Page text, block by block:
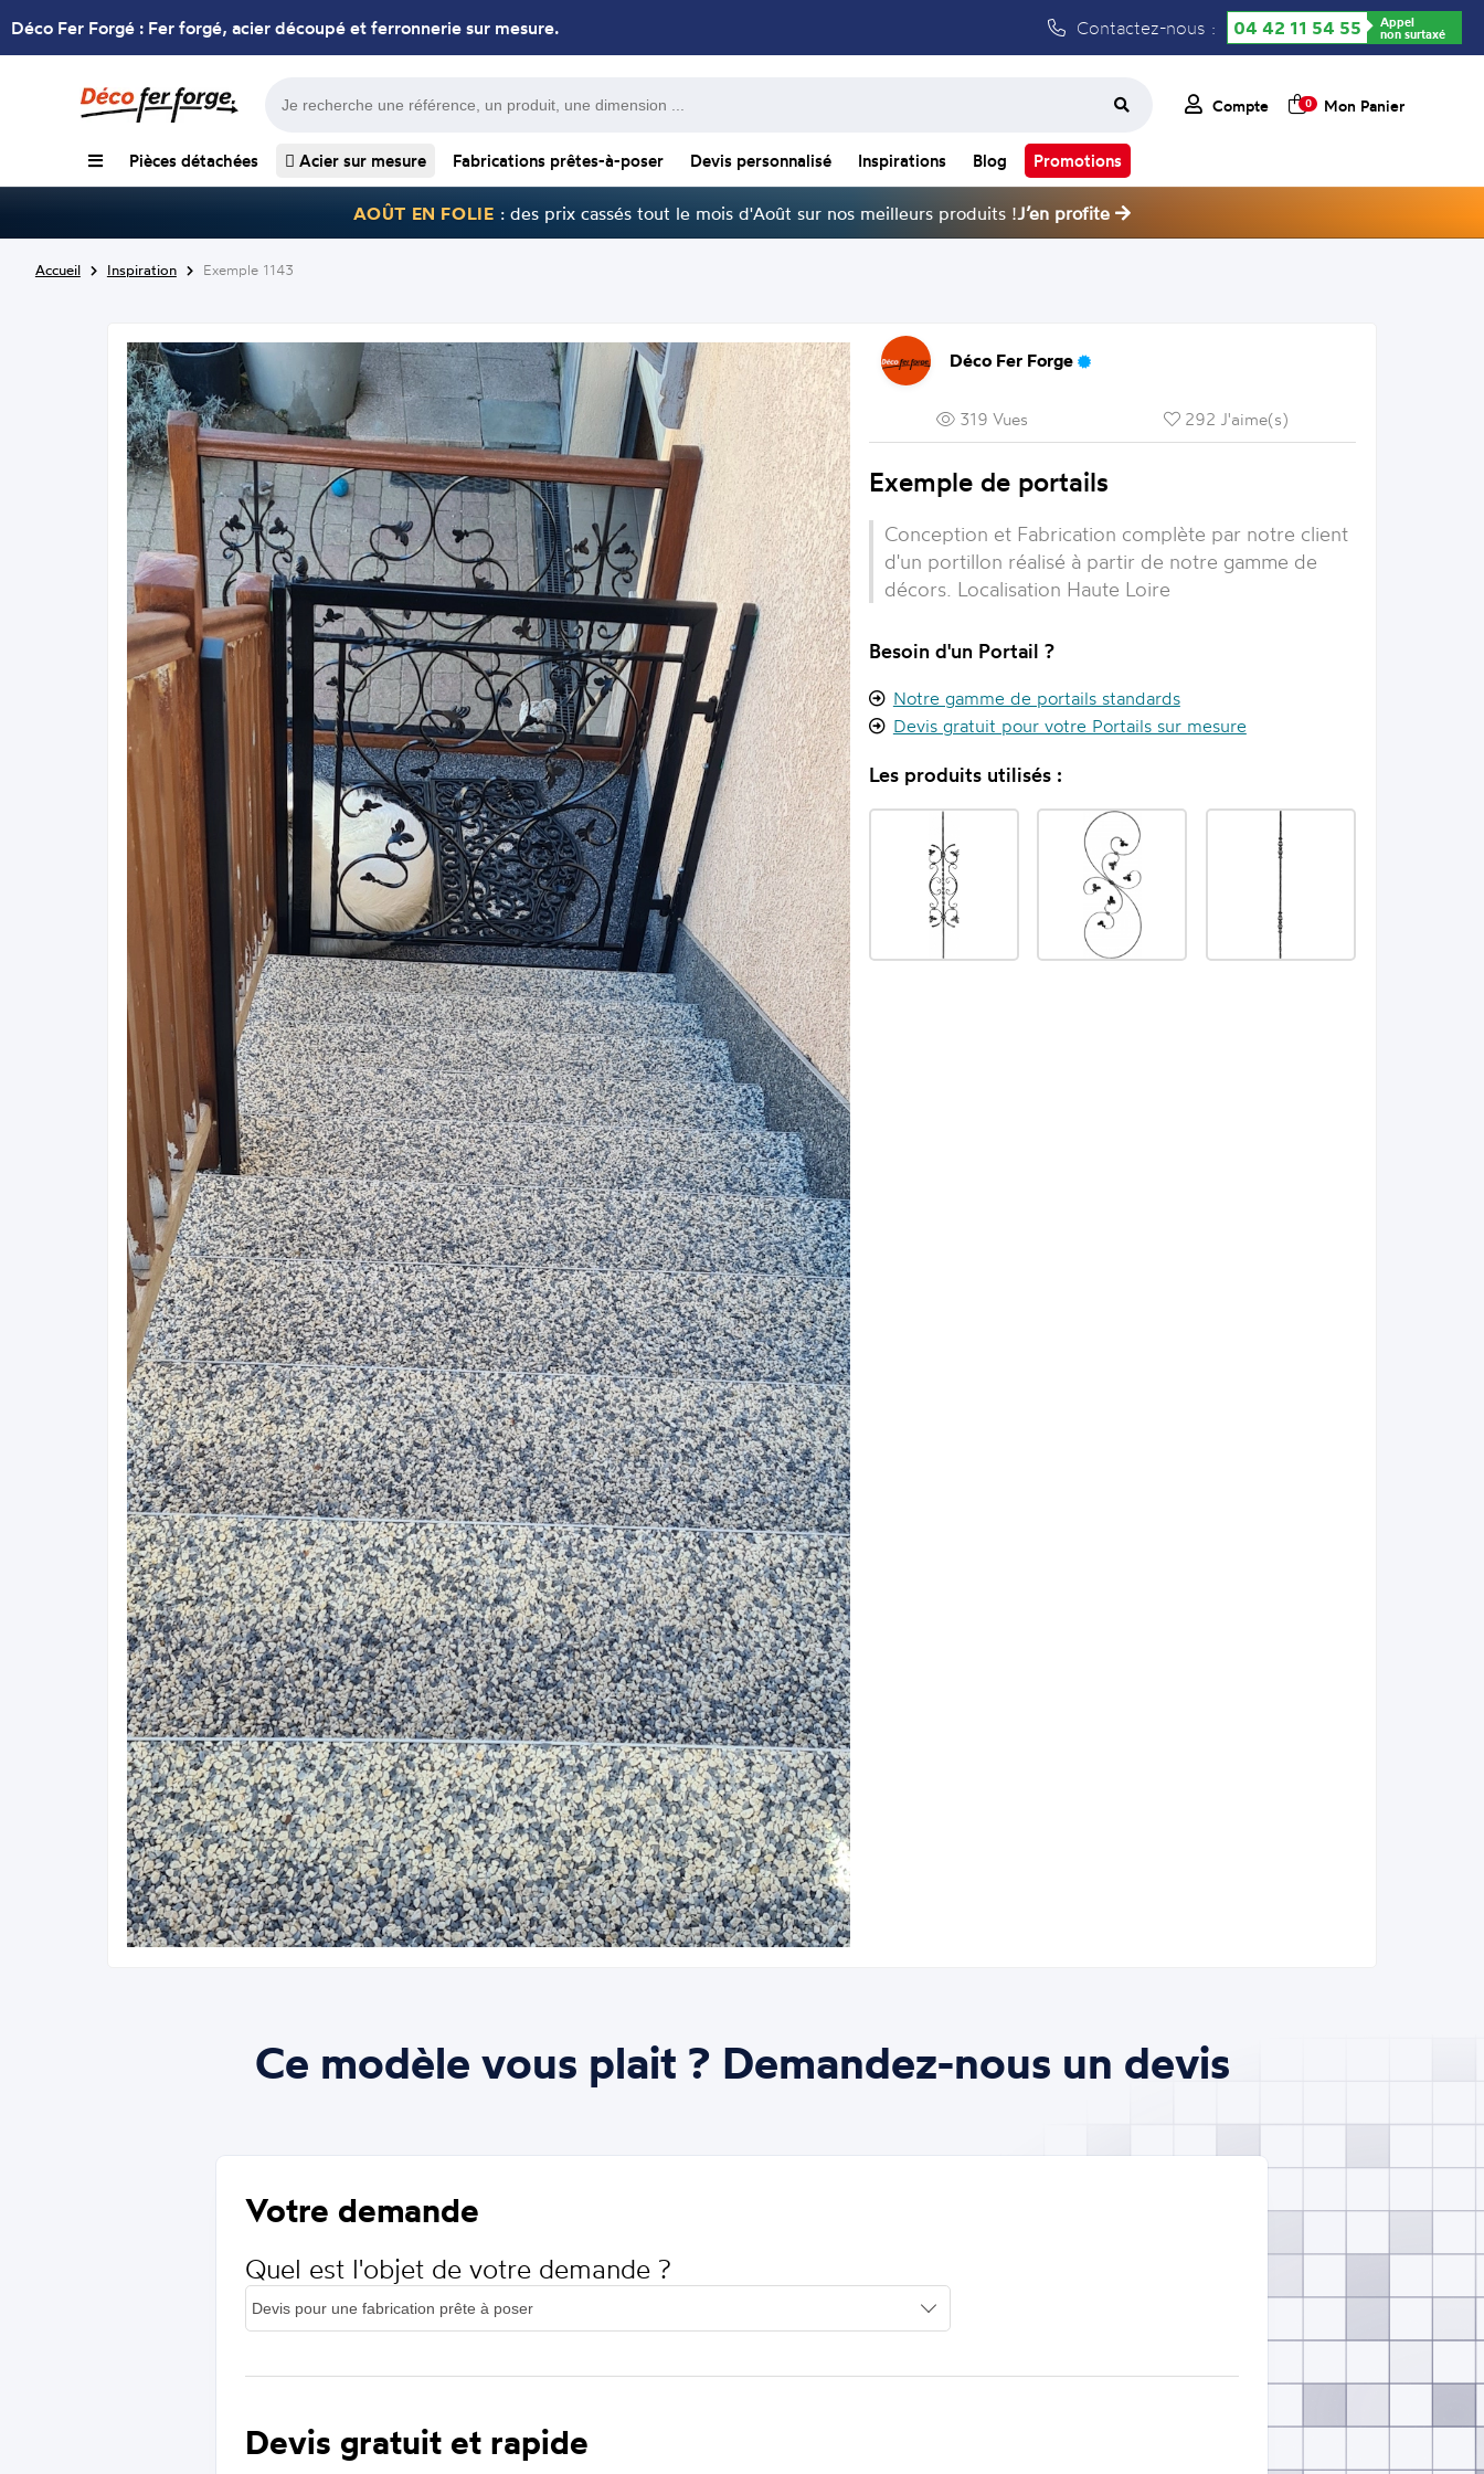
Déco Fer Forgé : Fer forgé, acier découpé et ferronnerie sur mesure. Contactez-nous : 04 42 11 54 55 Appel
non surtaxé
Compte 0 Mon Panier
Pièces détachées Acier sur mesure Fabrications prêtes-à-poser Devis personnalisé Inspirations Blog Promotions
AOÛT EN FOLIE : des prix cassés tout le mois d'Août sur nos meilleurs produits !J’en profite
Accueil Inspiration Exemple 1143
Déco Fer Forge
319 Vues 292 J'aime(s)
Exemple de portails
Conception et Fabrication complète par notre client
d'un portillon réalisé à partir de notre gamme de
décors. Localisation Haute Loire
Besoin d'un Portail ?
Notre gamme de portails standards
Devis gratuit pour votre Portails sur mesure
Les produits utilisés :
Ce modèle vous plait ? Demandez-nous un devis
Votre demande
Quel est l'objet de votre demande ?
Devis gratuit et rapide